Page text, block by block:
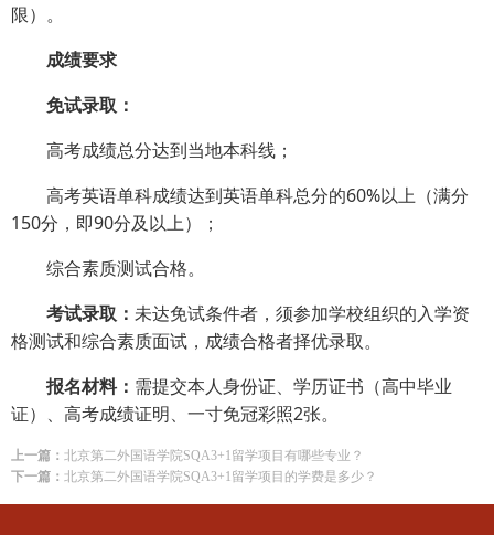
限）。
成绩要求
免试录取：
高考成绩总分达到当地本科线；
高考英语单科成绩达到英语单科总分的60%以上（满分
150分，即90分及以上）；
综合素质测试合格。
考试录取： 未达免试条件者，须参加学校组织的入学资
格测试和综合素质面试，成绩合格者择优录取。
报名材料： 需提交本人身份证、学历证书（高中毕业
证）、高考成绩证明、一寸免冠彩照2张。
上一篇： 北京第二外国语学院SQA3+1留学项目有哪些专业？
下一篇： 北京第二外国语学院SQA3+1留学项目的学费是多少？